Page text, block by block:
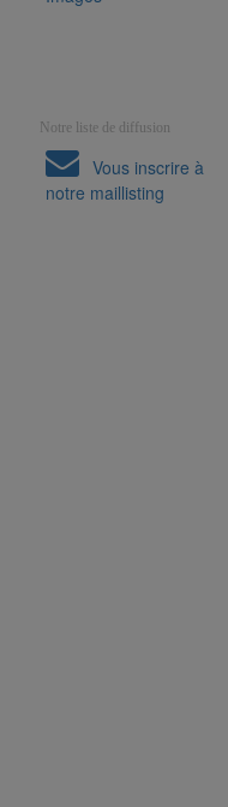
Notre liste de diffusion
Vous inscrire à
notre maillisting